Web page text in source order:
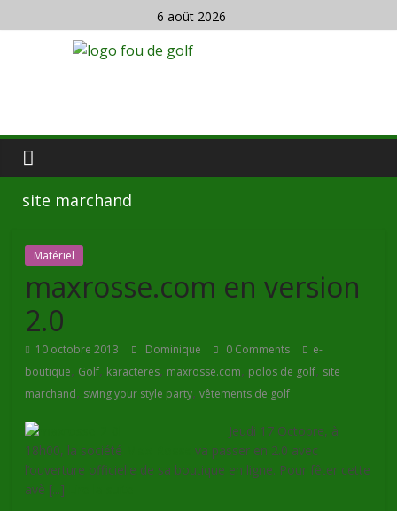
6 août 2026
site marchand
Matériel
maxrosse.com en version
2.0
10 octobre 2013 Dominique 0 Comments
e-
boutique, Golf, karacteres, maxrosse.com, polos de golf, site
marchand, swing your style party,vêtements de golf
Jeudi 17 Octobre, à
18h00, la société
va passer en 2.0 avec
l’ouverture officielle de sa boutique en ligne. Pour fêter cette
avè [...]